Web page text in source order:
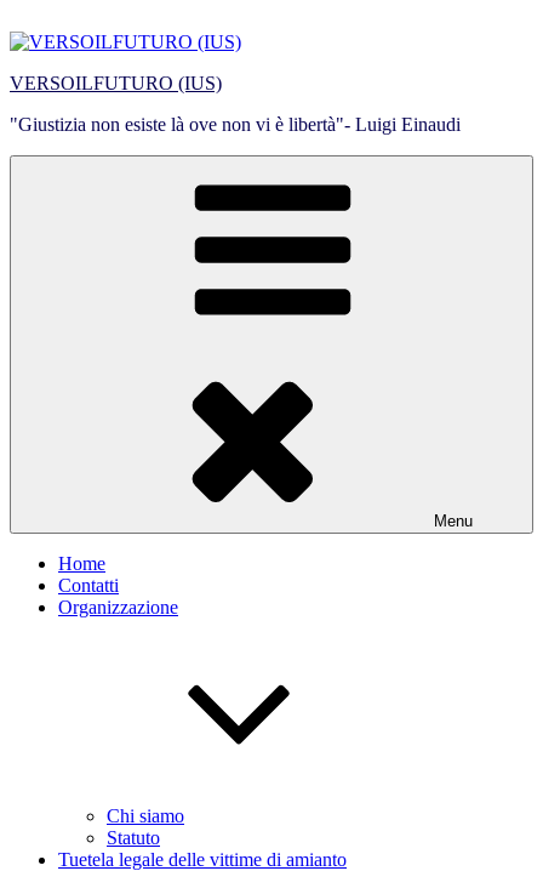
al
VERSOILFUTURO (IUS)
"Giustizia non esiste là ove non vi è libertà"- Luigi Einaudi
Menu
Home
Contatti
Organizzazione
Chi siamo
Statuto
Tuetela legale delle vittime di amianto